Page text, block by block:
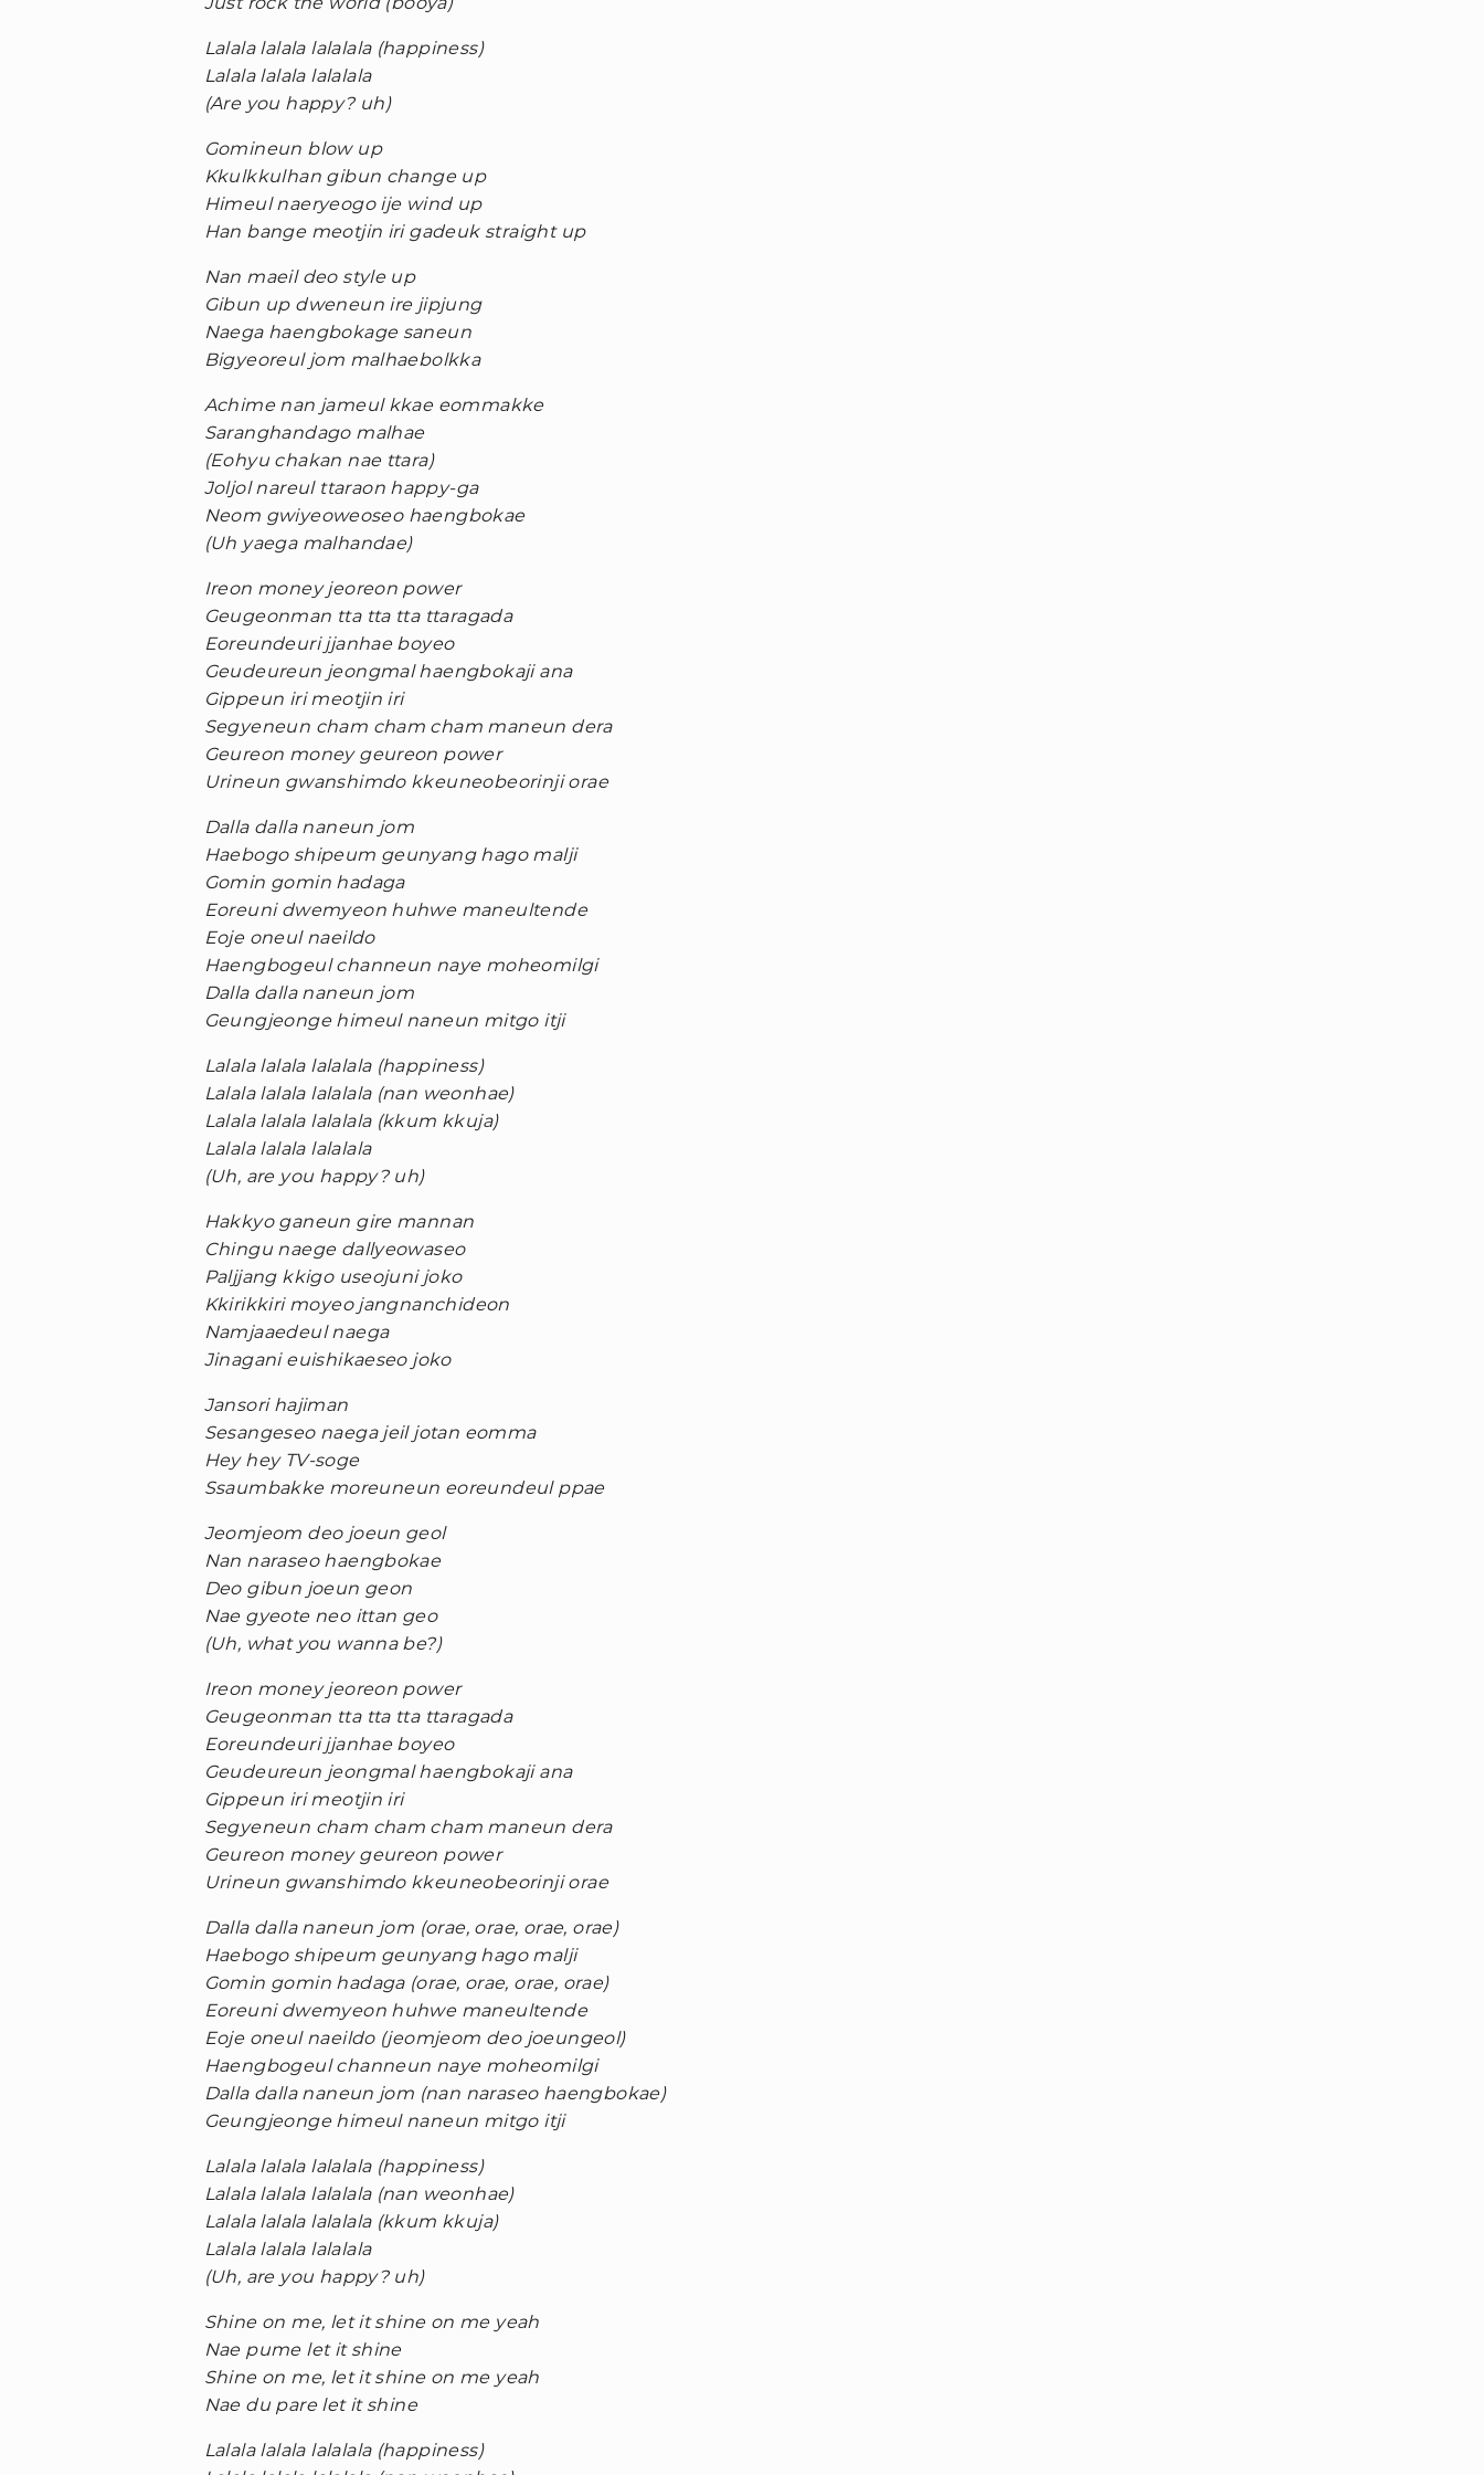
Lalala lalala lalalala (happiness)
Lalala lalala lalalala
(Are you happy? uh)
Gomineun blow up
Kkulkkulhan gibun change up
Himeul naeryeogo ije wind up
Han bange meotjin iri gadeuk straight up
Nan maeil deo style up
Gibun up dweneun ire jipjung
Naega haengbokage saneun
Bigyeoreul jom malhaebolkka
Achime nan jameul kkae eommakke
Saranghandago malhae
(Eohyu chakan nae ttara)
Joljol nareul ttaraon happy-ga
Neom gwiyeoweoseo haengbokae
(Uh yaega malhandae)
Ireon money jeoreon power
Geugeonman tta tta tta ttaragada
Eoreundeuri jjanhae boyeo
Geudeureun jeongmal haengbokaji ana
Gippeun iri meotjin iri
Segyeneun cham cham cham maneun dera
Geureon money geureon power
Urineun gwanshimdo kkeuneobeorinji orae
Dalla dalla naneun jom
Haebogo shipeum geunyang hago malji
Gomin gomin hadaga
Eoreuni dwemyeon huhwe maneultende
Eoje oneul naeildo
Haengbogeul channeun naye moheomilgi
Dalla dalla naneun jom
Geungjeonge himeul naneun mitgo itji
Lalala lalala lalalala (happiness)
Lalala lalala lalalala (nan weonhae)
Lalala lalala lalalala (kkum kkuja)
Lalala lalala lalalala
(Uh, are you happy? uh)
Hakkyo ganeun gire mannan
Chingu naege dallyeowaseo
Paljjang kkigo useojuni joko
Kkirikkiri moyeo jangnanchideon
Namjaaedeul naega
Jinagani euishikaeseo joko
Jansori hajiman
Sesangeseo naega jeil jotan eomma
Hey hey TV-soge
Ssaumbakke moreuneun eoreundeul ppae
Jeomjeom deo joeun geol
Nan naraseo haengbokae
Deo gibun joeun geon
Nae gyeote neo ittan geo
(Uh, what you wanna be?)
Ireon money jeoreon power
Geugeonman tta tta tta ttaragada
Eoreundeuri jjanhae boyeo
Geudeureun jeongmal haengbokaji ana
Gippeun iri meotjin iri
Segyeneun cham cham cham maneun dera
Geureon money geureon power
Urineun gwanshimdo kkeuneobeorinji orae
Dalla dalla naneun jom (orae, orae, orae, orae)
Haebogo shipeum geunyang hago malji
Gomin gomin hadaga (orae, orae, orae, orae)
Eoreuni dwemyeon huhwe maneultende
Eoje oneul naeildo (jeomjeom deo joeungeol)
Haengbogeul channeun naye moheomilgi
Dalla dalla naneun jom (nan naraseo haengbokae)
Geungjeonge himeul naneun mitgo itji
Lalala lalala lalalala (happiness)
Lalala lalala lalalala (nan weonhae)
Lalala lalala lalalala (kkum kkuja)
Lalala lalala lalalala
(Uh, are you happy? uh)
Shine on me, let it shine on me yeah
Nae pume let it shine
Shine on me, let it shine on me yeah
Nae du pare let it shine
Lalala lalala lalalala (happiness)